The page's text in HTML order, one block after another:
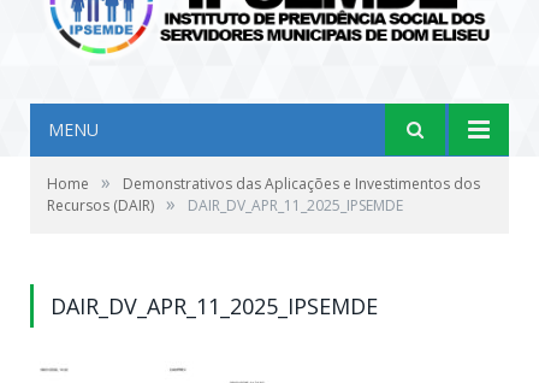
MENU
Home »
Demonstrativos das Aplicações e Investimentos dos
Recursos (DAIR) » DAIR_DV_APR_11_2025_IPSEMDE
DAIR_DV_APR_11_2025_IPSEMDE